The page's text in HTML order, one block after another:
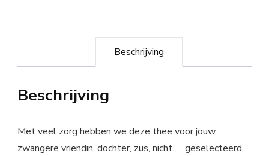
Beschrijving
Beschrijving
Met veel zorg hebben we deze thee voor jouw
zwangere vriendin, dochter, zus, nicht….. geselecteerd.